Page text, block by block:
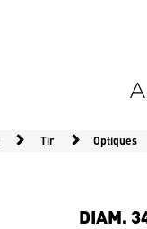
Tir Optiques
DIAM.